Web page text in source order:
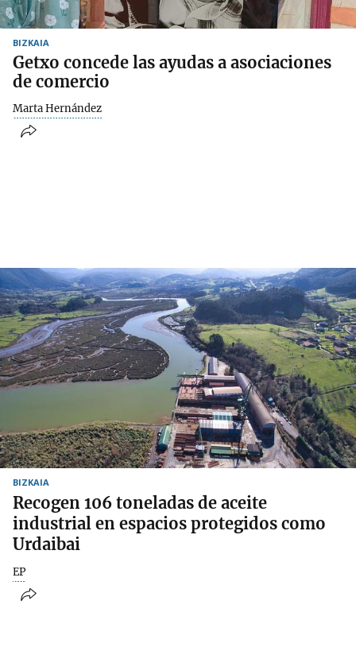
BIZKAIA
Getxo concede las ayudas a asociaciones
de comercio
Marta Hernández
BIZKAIA
Recogen 106 toneladas de aceite
industrial en espacios protegidos como
Urdaibai
EP